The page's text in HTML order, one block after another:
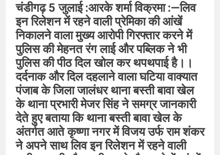
चंडीगढ़ 5 जुलाई :आरके शर्मा विक्रमा :—लिव
इन रिलेशन में रहने वाली प्रेमिका की आंखें
निकालने वाला मुख्य आरोपी गिरफ्तार करने में
पुलिस की मेहनत रंग लाई और पब्लिक ने भी
पुलिस की पीठ दिल खोल कर थपथपाई है।।
दर्दनाक और दिल दहलाने वाला घटिया वाक्यात
पंजाब के जिला जालंधर थाना बस्ती बावा खेल
के थाना प्रभारी मेजर सिंह ने समग्र जानकारी
देते हुए बताया कि थाना बस्ती बावा खेल के
अंतर्गत आते कृष्णा नगर में विजय उर्फ राम शंकर
ने अपने साथ लिव इन रिलेशन में रहने वाली